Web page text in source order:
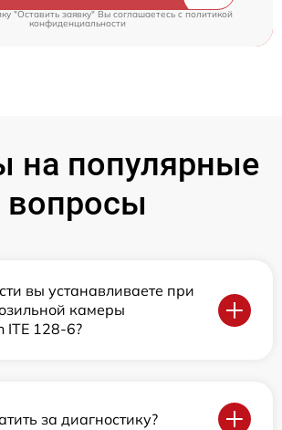
"Оставить заявку" Вы соглашаетесь c политикой
конфиденциальности
на популярные
вопросы
вы устанавливаете при
камеры
ITE 128-6?
за диагностику?